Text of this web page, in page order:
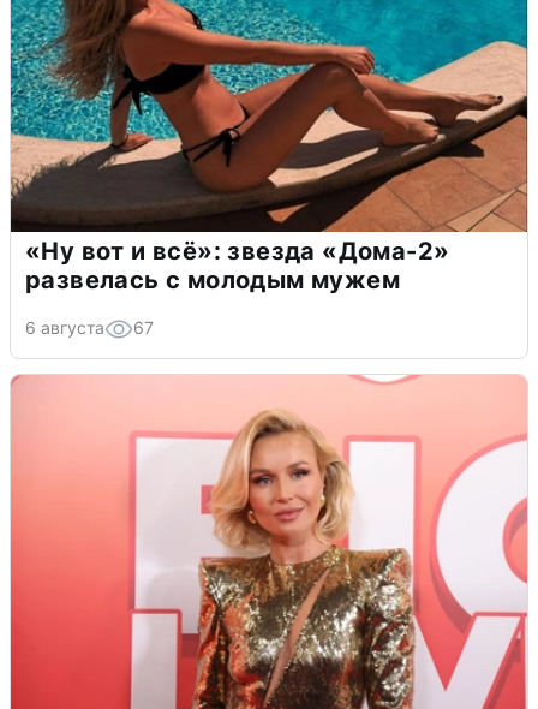
«Ну вот и всё»: звезда «Дома-2»
развелась с молодым мужем
6 августа 67